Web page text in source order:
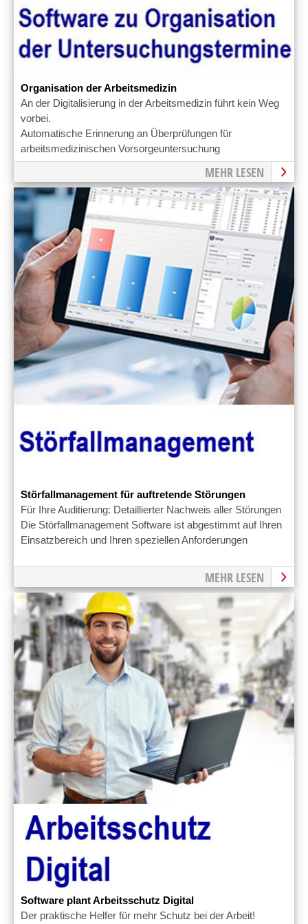
Organisation der Arbeitsmedizin
An der Digitalisierung in der Arbeitsmedizin führt kein Weg
vorbei.
Automatische Erinnerung an Überprüfungen für
arbeitsmedizinischen Vorsorgeuntersuchung
MEHR LESEN
Störfallmanagement für auftretende Störungen
Für Ihre Auditierung: Detaillierter Nachweis aller Störungen
Die Störfallmanagement Software ist abgestimmt auf Ihren
Einsatzbereich und Ihren speziellen Anforderungen
MEHR LESEN
Software plant Arbeitsschutz Digital
Der praktische Helfer für mehr Schutz bei der Arbeit!